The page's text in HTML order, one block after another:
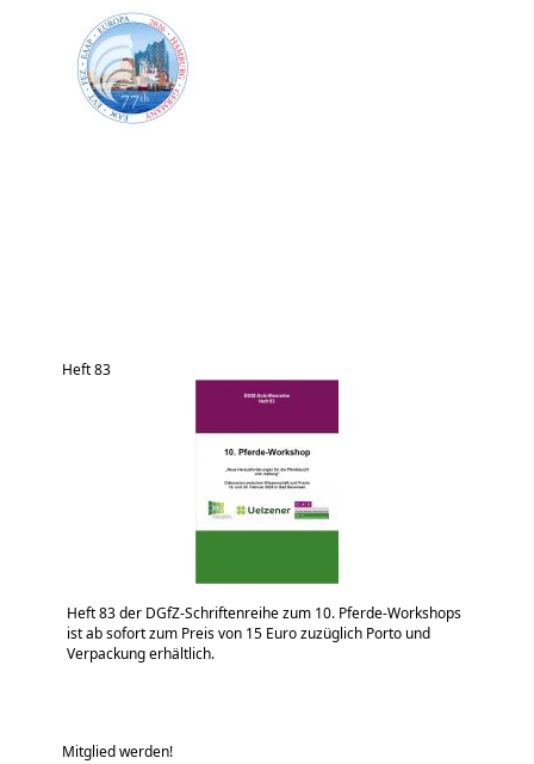
Heft 83
Heft 83 der DGfZ-Schriftenreihe zum 10. Pferde-Workshops
ist ab sofort zum Preis von 15 Euro zuzüglich Porto und
Verpackung erhältlich.
Mitglied werden!